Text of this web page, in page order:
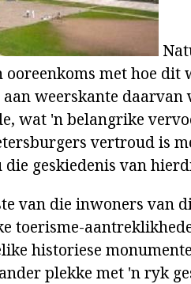
met hoe dit
weerskante
wat 'n belangrike
vertroud is
geskiedenis van
van die inwoners van
toerisme-
historiese
plekke met 'n ryk